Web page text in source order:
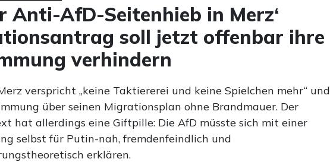
Anti-AfD-Seitenhieb in Merz‘
soll jetzt offenbar ihre
verhindern
verspricht „keine Taktiererei und keine Spielchen mehr“ und
über seinen Migrationsplan ohne Brandmauer. Der
hat allerdings eine Giftpille: Die AfD müsste sich mit einer
selbst für Putin-nah, fremdenfeindlich und
erklären.